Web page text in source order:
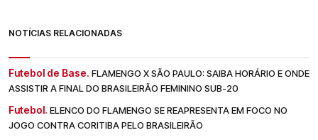
NOTÍCIAS RELACIONADAS
Futebol de Base. FLAMENGO X SÃO PAULO: SAIBA HORÁRIO E ONDE
ASSISTIR A FINAL DO BRASILEIRÃO FEMININO SUB-20
Futebol. ELENCO DO FLAMENGO SE REAPRESENTA EM FOCO NO
JOGO CONTRA CORITIBA PELO BRASILEIRÃO